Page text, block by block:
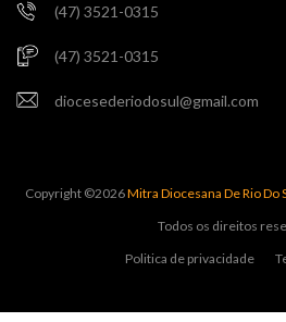
(47) 3521-0315
(47) 3521-0315
diocesederiodosul@gmail.com
Copyright ©2026Mitra Diocesana De Rio
Todos os direitos
Politica de privacidade